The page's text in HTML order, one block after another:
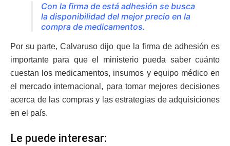
Con la firma de está adhesión se busca
la disponibilidad del mejor precio en la
compra de medicamentos.
Por su parte, Calvaruso dijo que la firma de adhesión es
importante para que el ministerio pueda saber cuánto
cuestan los medicamentos, insumos y equipo médico en
el mercado internacional, para tomar mejores decisiones
acerca de las compras y las estrategias de adquisiciones
en el país.
Le puede interesar: